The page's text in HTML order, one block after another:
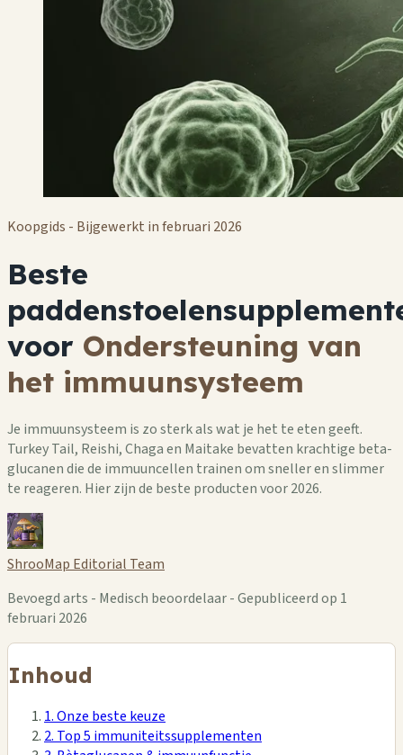
Koopgids - Bijgewerkt in februari 2026
Beste
voor Ondersteuning van
het immuunsysteem
Je immuunsysteem is zo sterk als wat je het te eten geeft.
Turkey Tail, Reishi, Chaga en Maitake bevatten krachtige beta-
glucanen die de immuuncellen trainen om sneller en slimmer
te reageren. Hier zijn de beste producten voor 2026.
ShrooMap Editorial Team
Bevoegd arts - Medisch beoordelaar - Gepubliceerd op 1
februari 2026
Inhoud
1. Onze beste keuze
2. Top 5 immuniteitssupplementen